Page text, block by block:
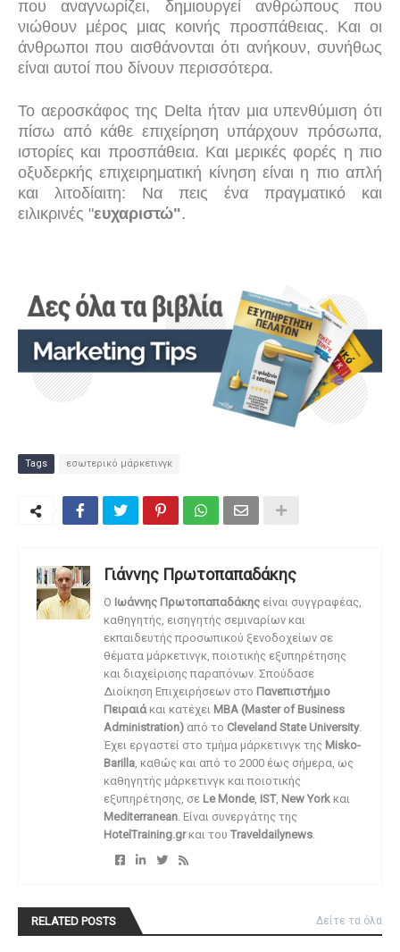
που αναγνωρίζει, δημιουργεί ανθρώπους που
νιώθουν μέρος μιας κοινής προσπάθειας. Και οι
άνθρωποι που αισθάνονται ότι ανήκουν, συνήθως
είναι αυτοί που δίνουν περισσότερα.
Το αεροσκάφος της Delta ήταν μια υπενθύμιση ότι
πίσω από κάθε επιχείρηση υπάρχουν πρόσωπα,
ιστορίες και προσπάθεια. Και μερικές φορές η πιο
οξυδερκής επιχειρηματική κίνηση είναι η πιο απλή
και λιτοδίαιτη: Να πεις ένα πραγματικό και
ειλικρινές "ευχαριστώ".
Tags εσωτερικό μάρκετινγκ
Γιάννης Πρωτοπαπαδάκης
O Ιωάννης Πρωτοπαπαδάκης είναι συγγραφέας,
καθηγητής, εισηγητής σεμιναρίων και
εκπαιδευτής προσωπικού ξενοδοχείων σε
θέματα μάρκετινγκ, ποιοτικής εξυπηρέτησης
και διαχείρισης παραπόνων. Σπούδασε
Διοίκηση Επιχειρήσεων στο Πανεπιστήμιο
Πειραιά και κατέχει MBA (Master of Business
Administration) από το Cleveland State University.
Έχει εργαστεί στο τμήμα μάρκετινγκ της Misko-
Barilla , καθώς και από το 2000 έως σήμερα, ως
καθηγητής μάρκετινγκ και ποιοτικής
εξυπηρέτησης, σε Le Monde, IST, New York και
Mediterranean . Είναι συνεργάτης της
HotelTraining.grκαι του Traveldailynews
RELATED POSTS Δείτε τα όλα